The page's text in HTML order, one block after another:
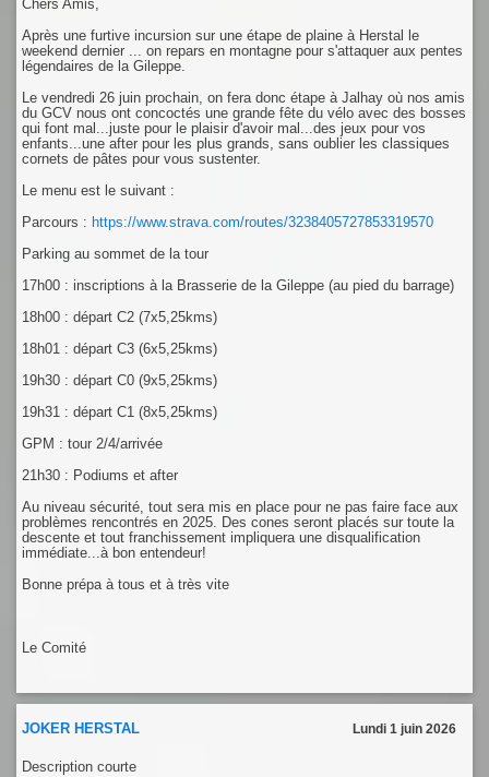
Chers Amis,
Après une furtive incursion sur une étape de plaine à Herstal le
weekend dernier ... on repars en montagne pour s'attaquer aux pentes
légendaires de la Gileppe.
Le vendredi 26 juin prochain, on fera donc étape à Jalhay où nos amis
du GCV nous ont concoctés une grande fête du vélo avec des bosses
qui font mal...juste pour le plaisir d'avoir mal...des jeux pour vos
enfants...une after pour les plus grands, sans oublier les classiques
cornets de pâtes pour vous sustenter.
Le menu est le suivant :
Parcours : https://www.strava.com/routes/3238405727853319570
Parking au sommet de la tour
17h00 : inscriptions à la Brasserie de la Gileppe (au pied du barrage)
18h00 : départ C2 (7x5,25kms)
18h01 : départ C3 (6x5,25kms)
19h30 : départ C0 (9x5,25kms)
19h31 : départ C1 (8x5,25kms)
GPM : tour 2/4/arrivée
21h30 : Podiums et after
Au niveau sécurité, tout sera mis en place pour ne pas faire face aux
problèmes rencontrés en 2025. Des cones seront placés sur toute la
descente et tout franchissement impliquera une disqualification
immédiate...à bon entendeur!
Bonne prépa à tous et à très vite
Le Comité
JOKER HERSTAL Lundi 1 juin 2026
Description courte